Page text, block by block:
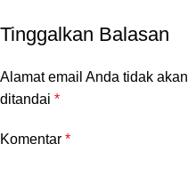
Tinggalkan Balasan
Alamat email Anda tidak
ditandai *
Komentar *